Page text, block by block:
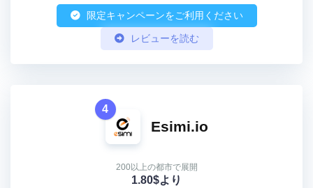
限定キャンペーンをご利用ください
レビューを読む
4
Esimi.io
200以上の都市で展開
1.80$より